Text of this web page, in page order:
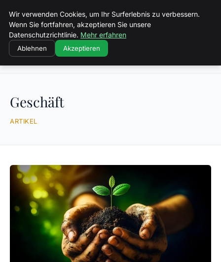
Volkertvandergraaf
Geschäft
ARTIKEL
Wir verwenden Cookies, um Ihr Surferlebnis zu verbessern.
Wenn Sie fortfahren, akzeptieren Sie unsere
Datenschutzrichtlinie. Mehr erfahren
Ablehnen Akzeptieren